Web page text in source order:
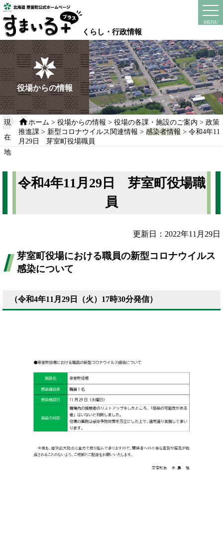
本
文
へ
移
動
る
くらし・行政情報
MENU
instagram
役場からの情報
現
在
地
ホーム >役場からの情報 >役場の各課・施設のご案内 >政策
推進課 > 新型コロナウイルス関連情報 >感染者情報 > 令和4年11
月29日 芽室町役場職員
令和4年11月29日 芽室町役場職
員
更新日：2022年11月29日
芽室町役場における職員の新型コロナウイルス
感染について
（令和4年11月29日（火）17時30分発信）